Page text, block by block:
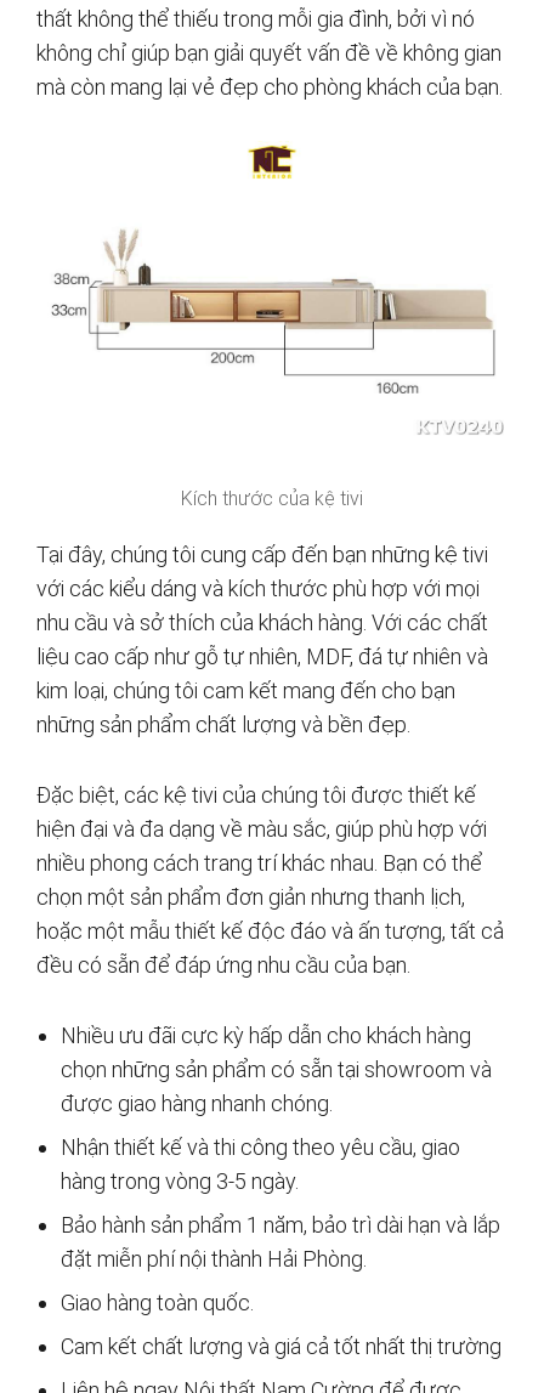
thất không thể thiếu trong mỗi gia đình, bởi vì nó
không chỉ giúp bạn giải quyết vấn đề về không gian
mà còn mang lại vẻ đẹp cho phòng khách của bạn.
Kích thước của kệ tivi
Tại đây, chúng tôi cung cấp đến bạn những kệ tivi
với các kiểu dáng và kích thước phù hợp với mọi
nhu cầu và sở thích của khách hàng. Với các chất
liệu cao cấp như gỗ tự nhiên, MDF, đá tự nhiên và
kim loại, chúng tôi cam kết mang đến cho bạn
những sản phẩm chất lượng và bền đẹp.
Đặc biệt, các kệ tivi của chúng tôi được thiết kế
hiện đại và đa dạng về màu sắc, giúp phù hợp với
nhiều phong cách trang trí khác nhau. Bạn có thể
chọn một sản phẩm đơn giản nhưng thanh lịch,
hoặc một mẫu thiết kế độc đáo và ấn tượng, tất cả
đều có sẵn để đáp ứng nhu cầu của bạn.
Nhiều ưu đãi cực kỳ hấp dẫn cho khách hàng
chọn những sản phẩm có sẵn tại showroom và
được giao hàng nhanh chóng.
Nhận thiết kế và thi công theo yêu cầu, giao
hàng trong vòng 3-5 ngày.
Bảo hành sản phẩm 1 năm, bảo trì dài hạn và lắp
đặt miễn phí nội thành Hải Phòng.
Giao hàng toàn quốc.
Cam kết chất lượng và giá cả tốt nhất thị trường